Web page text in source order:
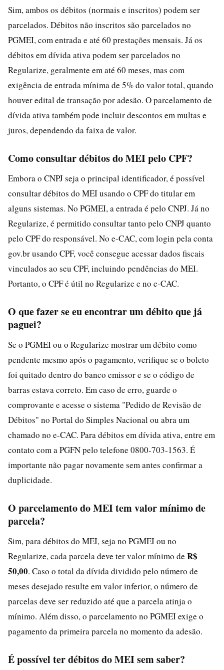
Sim, ambos os débitos (normais e inscritos) podem ser
parcelados. Débitos não inscritos são parcelados no
PGMEI, com entrada e até 60 prestações mensais. Já os
débitos em dívida ativa podem ser parcelados no
Regularize, geralmente em até 60 meses, mas com
exigência de entrada mínima de 5% do valor total, quando
houver edital de transação por adesão. O parcelamento de
dívida ativa também pode incluir descontos em multas e
juros, dependendo da faixa de valor.
Como consultar débitos do MEI pelo CPF?
Embora o CNPJ seja o principal identificador, é possível
consultar débitos do MEI usando o CPF do titular em
alguns sistemas. No PGMEI, a entrada é pelo CNPJ. Já no
Regularize, é permitido consultar tanto pelo CNPJ quanto
pelo CPF do responsável. No e-CAC, com login pela conta
gov.br usando CPF, você consegue acessar dados fiscais
vinculados ao seu CPF, incluindo pendências do MEI.
Portanto, o CPF é útil no Regularize e no e-CAC.
O que fazer se eu encontrar um débito que já
paguei?
Se o PGMEI ou o Regularize mostrar um débito como
pendente mesmo após o pagamento, verifique se o boleto
foi quitado dentro do banco emissor e se o código de
barras estava correto. Em caso de erro, guarde o
comprovante e acesse o sistema "Pedido de Revisão de
Débitos" no Portal do Simples Nacional ou abra um
chamado no e-CAC. Para débitos em dívida ativa, entre em
contato com a PGFN pelo telefone 0800-703-1563. É
importante não pagar novamente sem antes confirmar a
duplicidade.
O parcelamento do MEI tem valor mínimo de
parcela?
Sim, para débitos do MEI, seja no PGMEI ou no
Regularize, cada parcela deve ter valor mínimo de R$
50,00. Caso o total da dívida dividido pelo número de
meses desejado resulte em valor inferior, o número de
parcelas deve ser reduzido até que a parcela atinja o
mínimo. Além disso, o parcelamento no PGMEI exige o
pagamento da primeira parcela no momento da adesão.
É possível ter débitos do MEI sem saber?